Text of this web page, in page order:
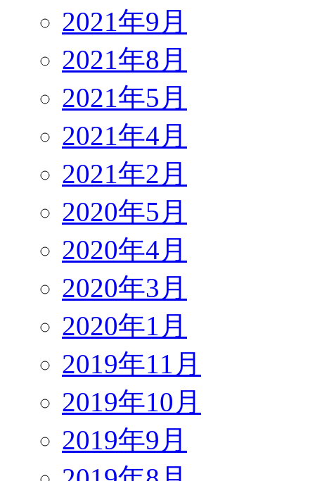
2021年9月
2021年8月
2021年5月
2021年4月
2021年2月
2020年5月
2020年4月
2020年3月
2020年1月
2019年11月
2019年10月
2019年9月